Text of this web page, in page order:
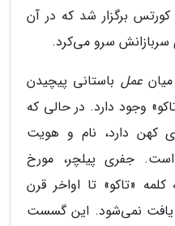
برگزار شد که در آن
سربازانش سرو می‌کرد.
میانعمل باستانی پیچیدن
وجود دارد. در حالی که
کهن دارد، نام و هویت
جفری پیلچر، مورخ
«تاکو» تا اواخر قرن
یافت نمی‌شود. این گسست